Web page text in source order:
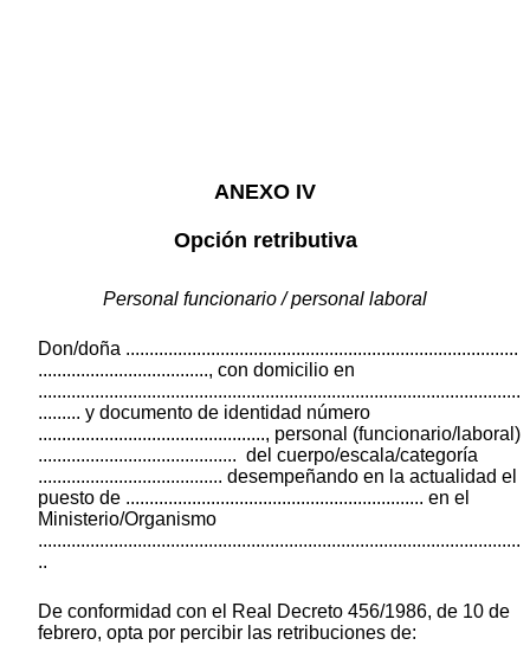
ANEXO IV
Opción retributiva
Personal funcionario / personal laboral
Don/doña ...................................................................................
...................................., con domicilio en
......................................................................................................
......... y documento de identidad número
................................................, personal (funcionario/laboral)
.......................................... del cuerpo/escala/categoría
....................................... desempeñando en la actualidad el
puesto de ............................................................... en el
Ministerio/Organismo
......................................................................................................
..
De conformidad con el Real Decreto 456/1986, de 10 de
febrero, opta por percibir las retribuciones de: